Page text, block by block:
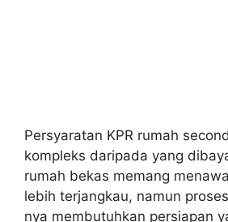
Persyaratan KPR rumah
kompleks daripada yang
rumah bekas memang
lebih terjangkau, namun
nya membutuhkan persiapan